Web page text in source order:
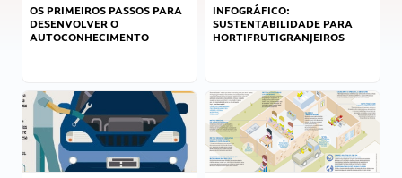
OS PRIMEIROS PASSOS PARA
DESENVOLVER O
AUTOCONHECIMENTO
INFOGRÁFICO:
SUSTENTABILIDADE PARA
HORTIFRUTIGRANJEIROS